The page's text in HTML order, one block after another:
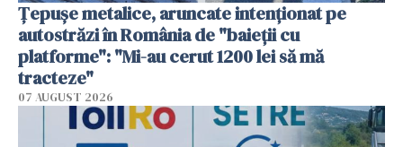
Țepușe metalice, aruncate intenționat pe
autostrăzi în România de "baieții cu
platforme": "Mi-au cerut 1200 lei să mă
tracteze"
07 AUGUST 2026